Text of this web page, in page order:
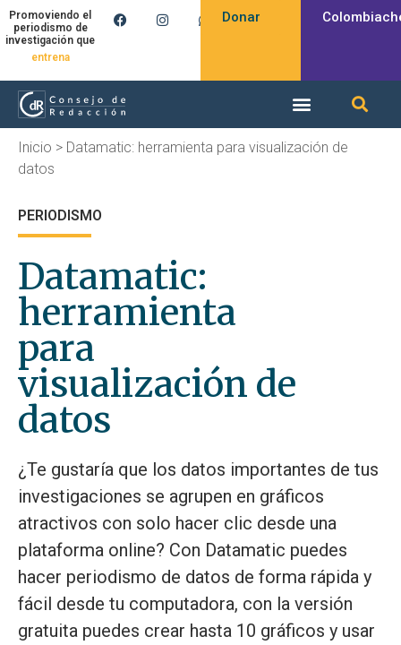
Promoviendo el
periodismo de
investigación que
entrena
Donar
Inicio > Datamatic: herramienta para visualización de
datos
PERIODISMO
Datamatic:
herramienta
para
visualización de
datos
¿Te gustaría que los datos importantes de tus
investigaciones se agrupen en gráficos
atractivos con solo hacer clic desde una
plataforma online? Con Datamatic puedes
hacer periodismo de datos de forma rápida y
fácil desde tu computadora, con la versión
gratuita puedes crear hasta 10 gráficos y usar